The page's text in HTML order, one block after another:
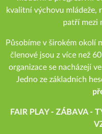
kvalitní výchovu mládeže,
patří mezi
Působíme v širokém okolí
členové jsou z více než
organizace se nacházejí
Jedno ze základních
FAIR PLAY - ZÁBAVA -